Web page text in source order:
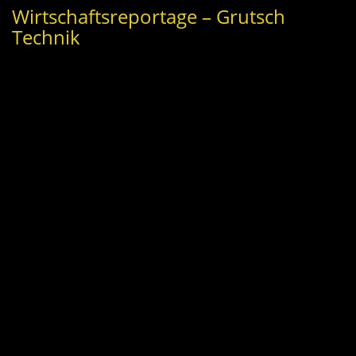
Wirtschaftsreportage – Grutsch
Technik